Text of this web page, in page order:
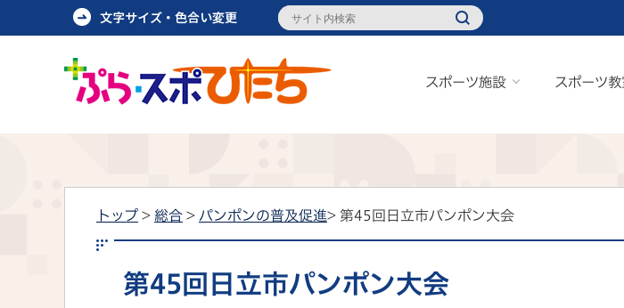
スポーツ施設 スポーツ教
トップ > 総合 > パンポンの普及促進> 第45回日立市パンポン大会
第45回日立市パンポン大会